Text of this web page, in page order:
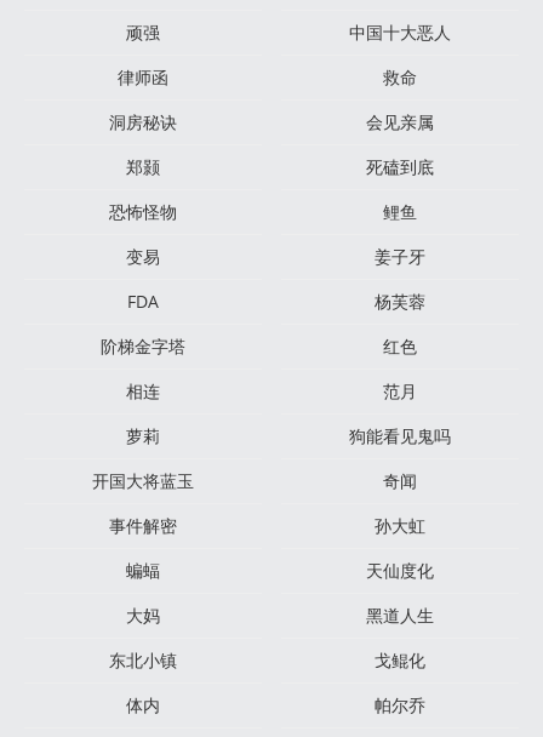
顽强
中国十大恶人
律师函
救命
洞房秘诀
会见亲属
郑颢
死磕到底
恐怖怪物
鲤鱼
变易
姜子牙
FDA
杨芙蓉
阶梯金字塔
红色
相连
范月
萝莉
狗能看见鬼吗
开国大将蓝玉
奇闻
事件解密
孙大虹
蝙蝠
天仙度化
大妈
黑道人生
东北小镇
戈鲲化
体内
帕尔乔